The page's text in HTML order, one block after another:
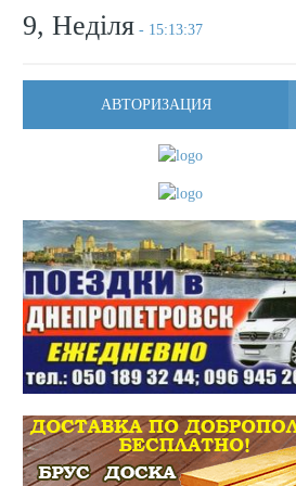
9, Неділя - 15:13:37
АВТОРИЗАЦИЯ